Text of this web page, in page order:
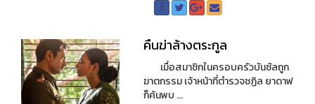
คืนฆ่าล้างตระกูล
เมื่อสมาชิกในครอบครัวบันซัลถูก
ฆาตกรรม เจ้าหน้าที่ตำรวจชฏิล ยาดาฟ
ก็ค้นพบ ...